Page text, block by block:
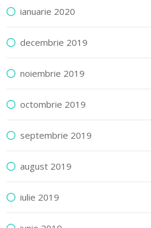
ianuarie 2020
decembrie 2019
noiembrie 2019
octombrie 2019
septembrie 2019
august 2019
iulie 2019